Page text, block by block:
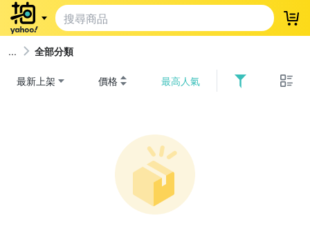
登
全部分類
最新上架 價格 最高人氣